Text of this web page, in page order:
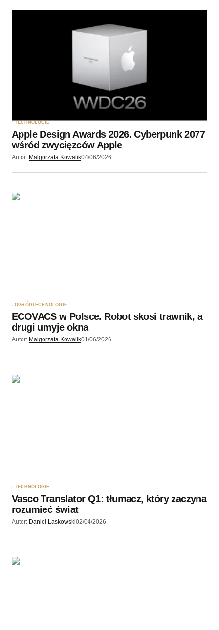
TECHNOLOGIE
Apple Design Awards 2026. Cyberpunk 2077
wśród zwycięzców Apple
Autor: Malgorzata Kowalik04/06/2026
OGRÓDTECHNOLOGIE
ECOVACS w Polsce. Robot skosi trawnik, a
drugi umyje okna
Autor: Malgorzata Kowalik01/06/2026
TECHNOLOGIE
Vasco Translator Q1: tłumacz, który zaczyna
rozumieć świat
Autor: Daniel Laskowski02/04/2026